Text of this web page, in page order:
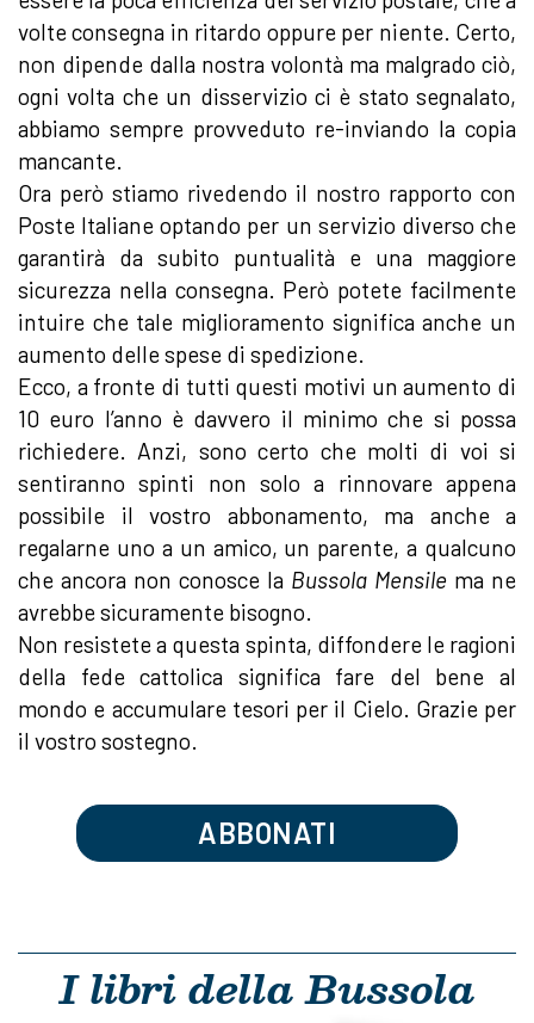
volte consegna in ritardo oppure per niente. Certo,
non dipende dalla nostra volontà ma malgrado ciò,
ogni volta che un disservizio ci è stato segnalato,
abbiamo sempre provveduto re-inviando la copia
mancante.
Ora però stiamo rivedendo il nostro rapporto con
Poste Italiane optando per un servizio diverso che
garantirà da subito puntualità e una maggiore
sicurezza nella consegna. Però potete facilmente
intuire che tale miglioramento significa anche un
aumento delle spese di spedizione.
Ecco, a fronte di tutti questi motivi un aumento di
10 euro l’anno è davvero il minimo che si possa
richiedere. Anzi, sono certo che molti di voi si
sentiranno spinti non solo a rinnovare appena
possibile il vostro abbonamento, ma anche a
regalarne uno a un amico, un parente, a qualcuno
che ancora non conosce la Bussola Mensile ma ne
avrebbe sicuramente bisogno.
Non resistete a questa spinta, diffondere le ragioni
della fede cattolica significa fare del bene al
mondo e accumulare tesori per il Cielo. Grazie per
il vostro sostegno.
ABBONATI
I libri della Bussola